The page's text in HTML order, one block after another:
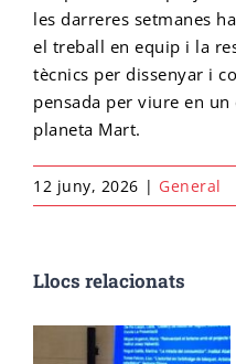
Cicle final en Escalada
Cicle final en Barrancs
Emprèn FP
Centre formador
Preinscripció IFE
Matrícula
Configurador de
Matrícula IFE
les darreres setmanes
el treball en equip i la
tècnics per dissenyar i
pensada per viure en
planeta Mart.
12 juny, 2026 | General
Llocs relacionats